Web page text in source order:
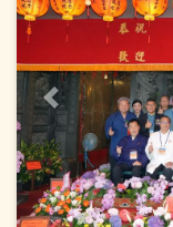
上一页